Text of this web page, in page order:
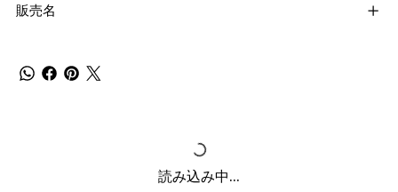
販売名
読み込み中...